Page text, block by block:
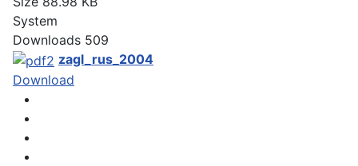
System
Downloads 509
zagl_rus_2004
Download